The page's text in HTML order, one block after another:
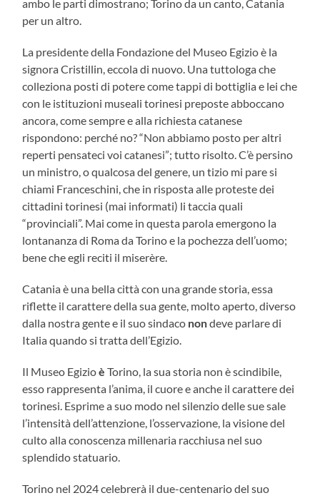
ambo le parti dimostrano; Torino da un canto, Catania
per un altro.
La presidente della Fondazione del Museo Egizio è la
signora Cristillin, eccola di nuovo. Una tuttologa che
colleziona posti di potere come tappi di bottiglia e lei che
con le istituzioni museali torinesi preposte abboccano
ancora, come sempre e alla richiesta catanese
rispondono: perché no? “Non abbiamo posto per altri
reperti pensateci voi catanesi”; tutto risolto. C’è persino
un ministro, o qualcosa del genere, un tizio mi pare si
chiami Franceschini, che in risposta alle proteste dei
cittadini torinesi (mai informati) li taccia quali
“provinciali”. Mai come in questa parola emergono la
lontananza di Roma da Torino e la pochezza dell’uomo;
bene che egli reciti il miserère.
Catania è una bella città con una grande storia, essa
riflette il carattere della sua gente, molto aperto, diverso
dalla nostra gente e il suo sindaco nondeve parlare di
Italia quando si tratta dell’Egizio.
Il Museo Egizioè Torino, la sua storia non è scindibile,
esso rappresenta l’anima, il cuore e anche il carattere dei
torinesi. Esprime a suo modo nel silenzio delle sue sale
l’intensità dell’attenzione, l’osservazione, la visione del
culto alla conoscenza millenaria racchiusa nel suo
splendido statuario.
Torino nel 2024 celebrerà il due-centenario del suo